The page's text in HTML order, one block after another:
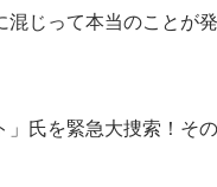
じって本当のことが
氏を緊急大捜索！そ